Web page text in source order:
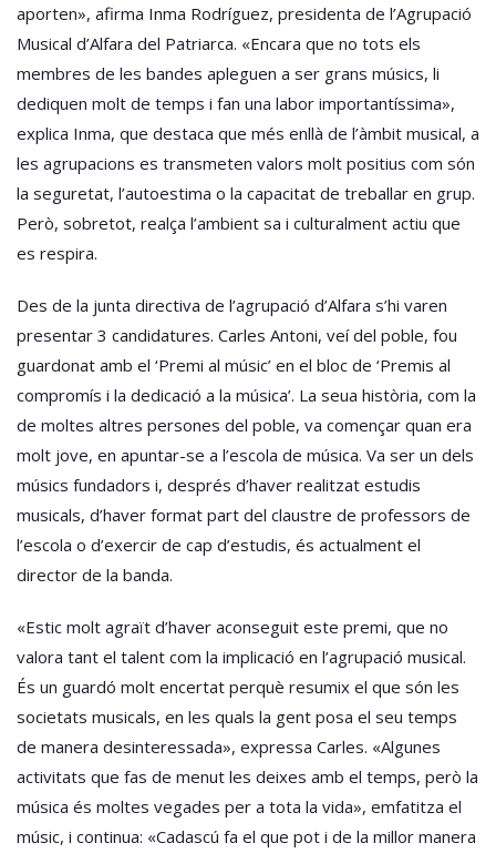
aporten», afirma Inma Rodríguez, presidenta de l’Agrupació
Musical d’Alfara del Patriarca. «Encara que no tots els
membres de les bandes apleguen a ser grans músics, li
dediquen molt de temps i fan una labor importantíssima»,
explica Inma, que destaca que més enllà de l’àmbit musical, a
les agrupacions es transmeten valors molt positius com són
la seguretat, l’autoestima o la capacitat de treballar en grup.
Però, sobretot, realça l’ambient sa i culturalment actiu que
es respira.
Des de la junta directiva de l’agrupació d’Alfara s’hi varen
presentar 3 candidatures. Carles Antoni, veí del poble, fou
guardonat amb el ‘Premi al músic’ en el bloc de ‘Premis al
compromís i la dedicació a la música’. La seua història, com la
de moltes altres persones del poble, va començar quan era
molt jove, en apuntar-se a l’escola de música. Va ser un dels
músics fundadors i, després d’haver realitzat estudis
musicals, d’haver format part del claustre de professors de
l’escola o d’exercir de cap d’estudis, és actualment el
director de la banda.
«Estic molt agraït d’haver aconseguit este premi, que no
valora tant el talent com la implicació en l’agrupació musical.
És un guardó molt encertat perquè resumix el que són les
societats musicals, en les quals la gent posa el seu temps
de manera desinteressada», expressa Carles. «Algunes
activitats que fas de menut les deixes amb el temps, però la
música és moltes vegades per a tota la vida», emfatitza el
músic, i continua: «Cadascú fa el que pot i de la millor manera